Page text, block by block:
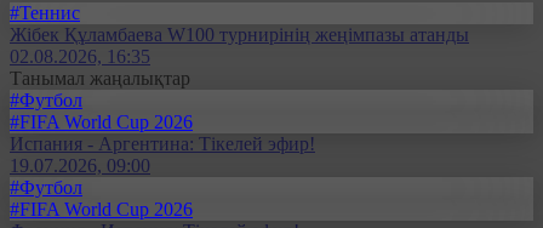
#Теннис
Жібек Құламбаева W100 турнирінің жеңімпазы атанды
02.08.2026, 16:35
Танымал жаңалықтар
#Футбол
#FIFA World Cup 2026
Испания - Аргентина: Тікелей эфир!
19.07.2026, 09:00
#Футбол
#FIFA World Cup 2026